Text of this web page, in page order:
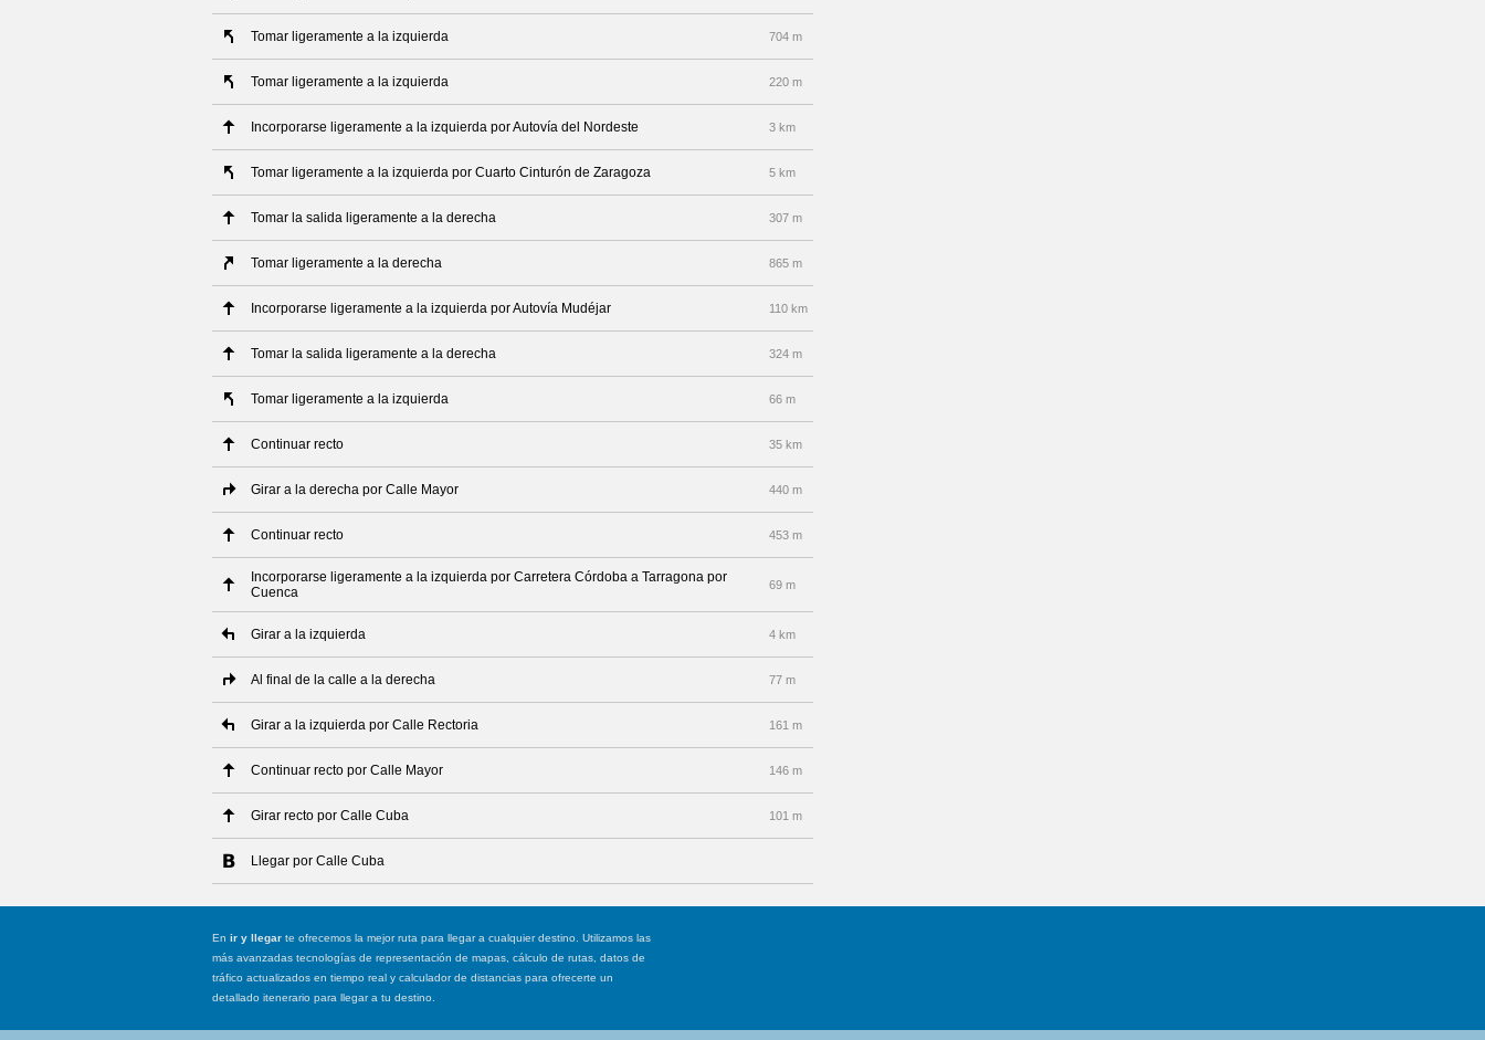
Tomar ligeramente a la izquierda 704 m
Tomar ligeramente a la izquierda 220 m
Incorporarse ligeramente a la izquierda por Autovía del Nordeste 3 km
Tomar ligeramente a la izquierda por Cuarto Cinturón de Zaragoza 5 km
Tomar la salida ligeramente a la derecha 307 m
Tomar ligeramente a la derecha 865 m
Incorporarse ligeramente a la izquierda por Autovía Mudéjar 110 km
Tomar la salida ligeramente a la derecha 324 m
Tomar ligeramente a la izquierda 66 m
Continuar recto 35 km
Girar a la derecha por Calle Mayor 440 m
Continuar recto 453 m
Incorporarse ligeramente a la izquierda por Carretera Córdoba a Tarragona por
Cuenca
69 m
Girar a la izquierda 4 km
Al final de la calle a la derecha 77 m
Girar a la izquierda por Calle Rectoria 161 m
Continuar recto por Calle Mayor 146 m
Girar recto por Calle Cuba 101 m
Llegar por Calle Cuba
En ir y llegar te ofrecemos la mejor ruta para llegar a cualquier destino. Utilizamos las
más avanzadas tecnologías de representación de mapas, cálculo de rutas, datos de
tráfico actualizados en tiempo real y calculador de distancias para ofrecerte un
detallado itenerario para llegar a tu destino.